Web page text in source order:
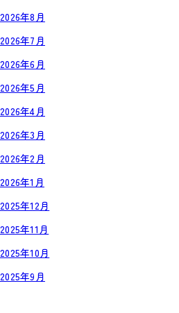
2026年8月
2026年7月
2026年6月
2026年5月
2026年4月
2026年3月
2026年2月
2026年1月
2025年12月
2025年11月
2025年10月
2025年9月